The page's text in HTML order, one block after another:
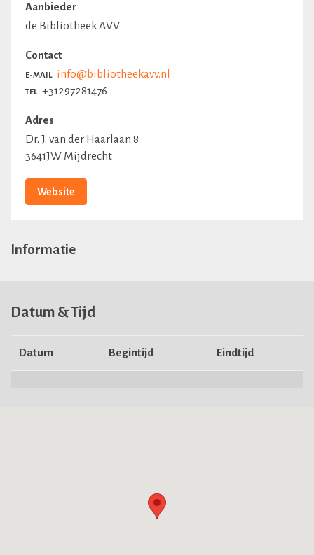
Aanbieder
de Bibliotheek AVV
Contact
E-MAIL info@bibliotheekavv.nl
TEL +31297281476
Adres
Dr. J. van der Haarlaan 8
3641JW Mijdrecht
Website
Informatie
Datum & Tijd
Datum Begintijd Eindtijd